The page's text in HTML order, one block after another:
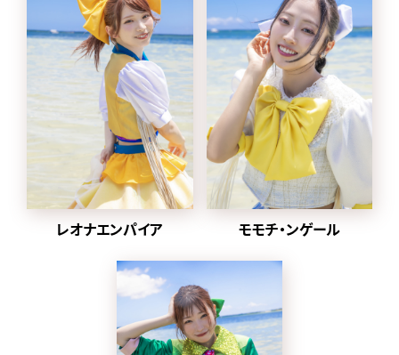
2025年1月8日に放送され
た「水曜日のダウンタウン」
内で
元々アドバイザーを務めて
いた、クロちゃんがプロデ
ューサー就任、ハナエモン
スターが復帰、
グループ名を戻すことが発
表された。
同日にクロちゃんが作詞し
ル配信がスタート。
レオナエンパイア モモチ・ンゲール